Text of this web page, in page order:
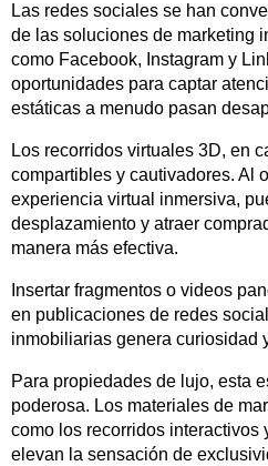
Las redes sociales se han
de las soluciones de marketing
como Facebook, Instagram y
oportunidades para captar
estáticas a menudo pasan
Los recorridos virtuales 3D, en
compartibles y cautivadores. Al
experiencia virtual inmersiva,
desplazamiento y atraer
manera más efectiva.
Insertar fragmentos o videos
en publicaciones de redes
inmobiliarias genera curiosidad
Para propiedades de lujo, esta
poderosa. Los materiales de
como los recorridos interactivos
elevan la sensación de